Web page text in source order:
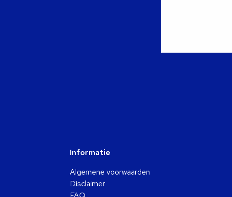
Informatie
Algemene voorwaarden
Disclaimer